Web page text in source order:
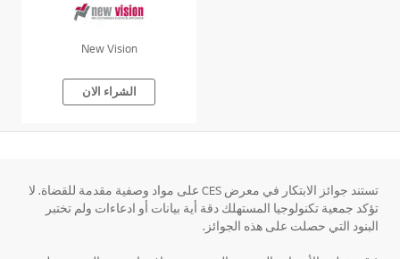
New Vision
الشراء الان
تستند جوائز الابتكار في معرض CES على مواد وصفية مقدمة للقضاة. لا
تؤكد جمعية تكنولوجيا المستهلك دقة أية بيانات أو ادعاءات ولم تختبر
البنود التي حصلت على هذه الجوائز.